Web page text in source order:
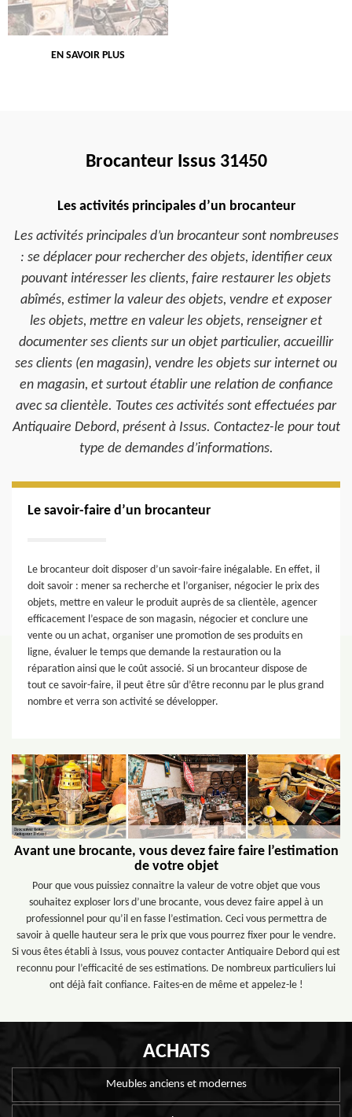
EN SAVOIR PLUS
Brocanteur Issus 31450
Les activités principales d’un brocanteur
Les activités principales d’un brocanteur sont nombreuses
: se déplacer pour rechercher des objets, identifier ceux
pouvant intéresser les clients, faire restaurer les objets
abîmés, estimer la valeur des objets, vendre et exposer
les objets, mettre en valeur les objets, renseigner et
documenter ses clients sur un objet particulier, accueillir
ses clients (en magasin), vendre les objets sur internet ou
en magasin, et surtout établir une relation de confiance
avec sa clientèle. Toutes ces activités sont effectuées par
Antiquaire Debord, présent à Issus. Contactez-le pour tout
type de demandes d’informations.
Le savoir-faire d’un brocanteur
Le brocanteur doit disposer d’un savoir-faire inégalable. En effet, il
doit savoir : mener sa recherche et l’organiser, négocier le prix des
objets, mettre en valeur le produit auprès de sa clientèle, agencer
efficacement l’espace de son magasin, négocier et conclure une
vente ou un achat, organiser une promotion de ses produits en
ligne, évaluer le temps que demande la restauration ou la
réparation ainsi que le coût associé. Si un brocanteur dispose de
tout ce savoir-faire, il peut être sûr d’être reconnu par le plus grand
nombre et verra son activité se développer.
Avant une brocante, vous devez faire faire l’estimation
de votre objet
Pour que vous puissiez connaitre la valeur de votre objet que vous
souhaitez exploser lors d’une brocante, vous devez faire appel à un
professionnel pour qu’il en fasse l’estimation. Ceci vous permettra de
savoir à quelle hauteur sera le prix que vous pourrez fixer pour le vendre.
Si vous êtes établi à Issus, vous pouvez contacter Antiquaire Debord qui est
reconnu pour l’efficacité de ses estimations. De nombreux particuliers lui
ont déjà fait confiance. Faites-en de même et appelez-le !
ACHATS
Meubles anciens et modernes